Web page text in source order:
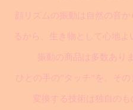
顔リズムの振動は自然の音か
るから、生き物として心地よ
振動の商品は多数あり
ひとの手の”タッチ”を、その
変換する技術は独自のも